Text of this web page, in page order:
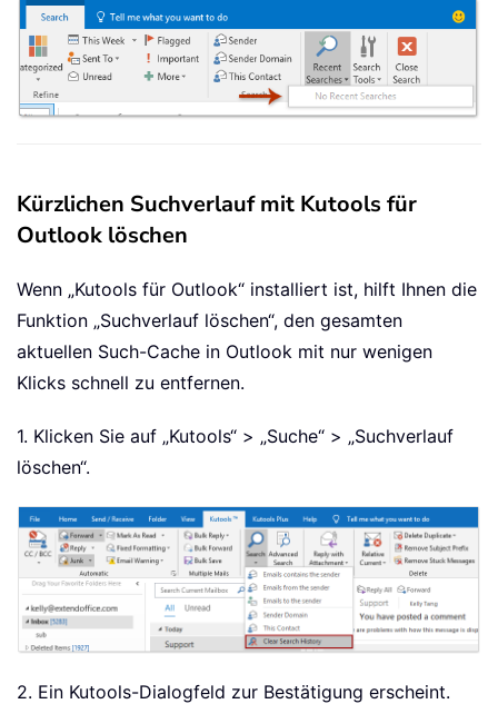
Kürzlichen Suchverlauf mit Kutools für
Outlook löschen
Wenn „Kutools für Outlook“ installiert ist, hilft Ihnen die
Funktion „Suchverlauf löschen“, den gesamten
aktuellen Such-Cache in Outlook mit nur wenigen
Klicks schnell zu entfernen.
1. Klicken Sie auf „Kutools“ > „Suche“ > „Suchverlauf
löschen“.
2. Ein Kutools-Dialogfeld zur Bestätigung erscheint.